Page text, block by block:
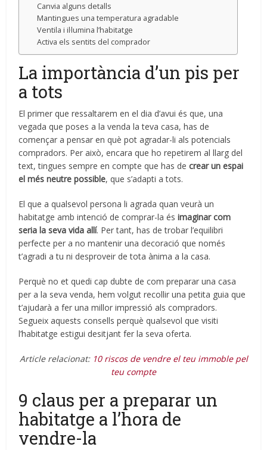
Canvia alguns detalls
Mantingues una temperatura agradable
Ventila i il·lumina l’habitatge
Activa els sentits del comprador
La importància d’un pis per
a tots
El primer que ressaltarem en el dia d’avui és que, una
vegada que poses a la venda la teva casa, has de
començar a pensar en què pot agradar-li als potencials
compradors. Per això, encara que ho repetirem al llarg del
text, tingues sempre en compte que has de crear un espai
el més neutre possible, que s’adapti a tots.
El que a qualsevol persona li agrada quan veurà un
habitatge amb intenció de comprar-la ésimaginar com
seria la seva vida allí. Per tant, has de trobar l’equilibri
perfecte per a no mantenir una decoració que només
t’agradi a tu ni desproveir de tota ànima a la casa.
Perquè no et quedi cap dubte de com preparar una casa
per a la seva venda, hem volgut recollir una petita guia que
t’ajudarà a fer una millor impressió als compradors.
Segueix aquests consells perquè qualsevol que visiti
l’habitatge estigui desitjant fer la seva oferta.
Article relacionat: 10 riscos de vendre el teu immoble pel
teu compte
9 claus per a preparar un
habitatge a l’hora de
vendre-la